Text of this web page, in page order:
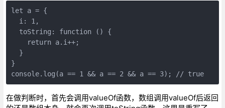
let a = {
  i: 1,
  toString: function () {
    return a.i++;
  }
}
console.log(a == 1 && a == 2 && a == 3); // true
在做判断时，首先会调用valueOf函数，数组调用valueOf后返回